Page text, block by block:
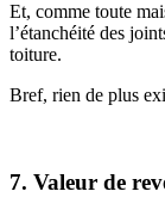
Et, comme toute
l’étanchéité des
toiture.
Bref, rien de plus
7. Valeur de